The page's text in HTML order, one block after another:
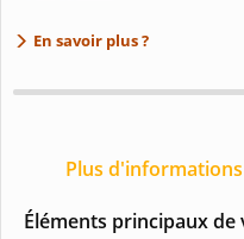
En savoir plus ?
Plus
Éléments principaux